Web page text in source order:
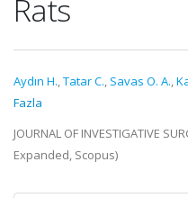
Rats
Aydın H.,Tatar C., Savas O. A.,
Fazla
JOURNAL OF INVESTIGATIVE
Expanded, Scopus)